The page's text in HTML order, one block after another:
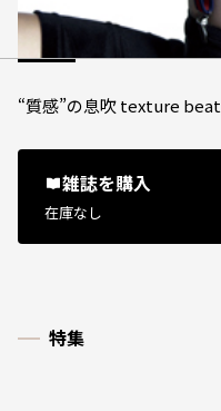
“質感”の息吹 texture beat
雑誌を購入
在庫なし
特集